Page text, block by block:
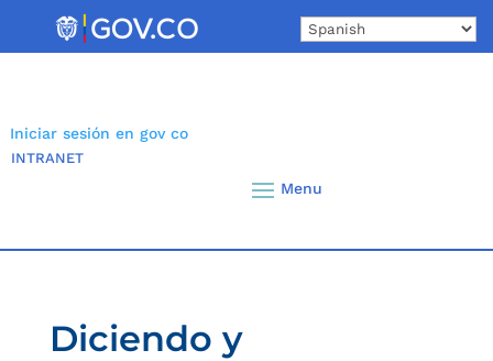
Iniciar sesión en gov co
INTRANET
Diciendo y